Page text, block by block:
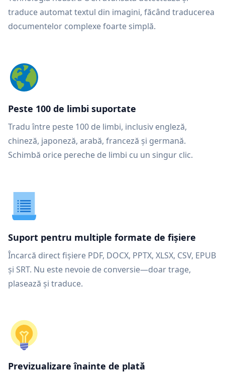
traduce automat textul din imagini, făcând traducerea
documentelor complexe foarte simplă.
Peste 100 de limbi suportate
Tradu între peste 100 de limbi, inclusiv engleză,
chineză, japoneză, arabă, franceză și germană.
Schimbă orice pereche de limbi cu un singur clic.
Suport pentru multiple formate de fișiere
Încarcă direct fișiere PDF, DOCX, PPTX, XLSX, CSV, EPUB
și SRT. Nu este nevoie de conversie—doar trage,
plasează și traduce.
Previzualizare înainte de plată